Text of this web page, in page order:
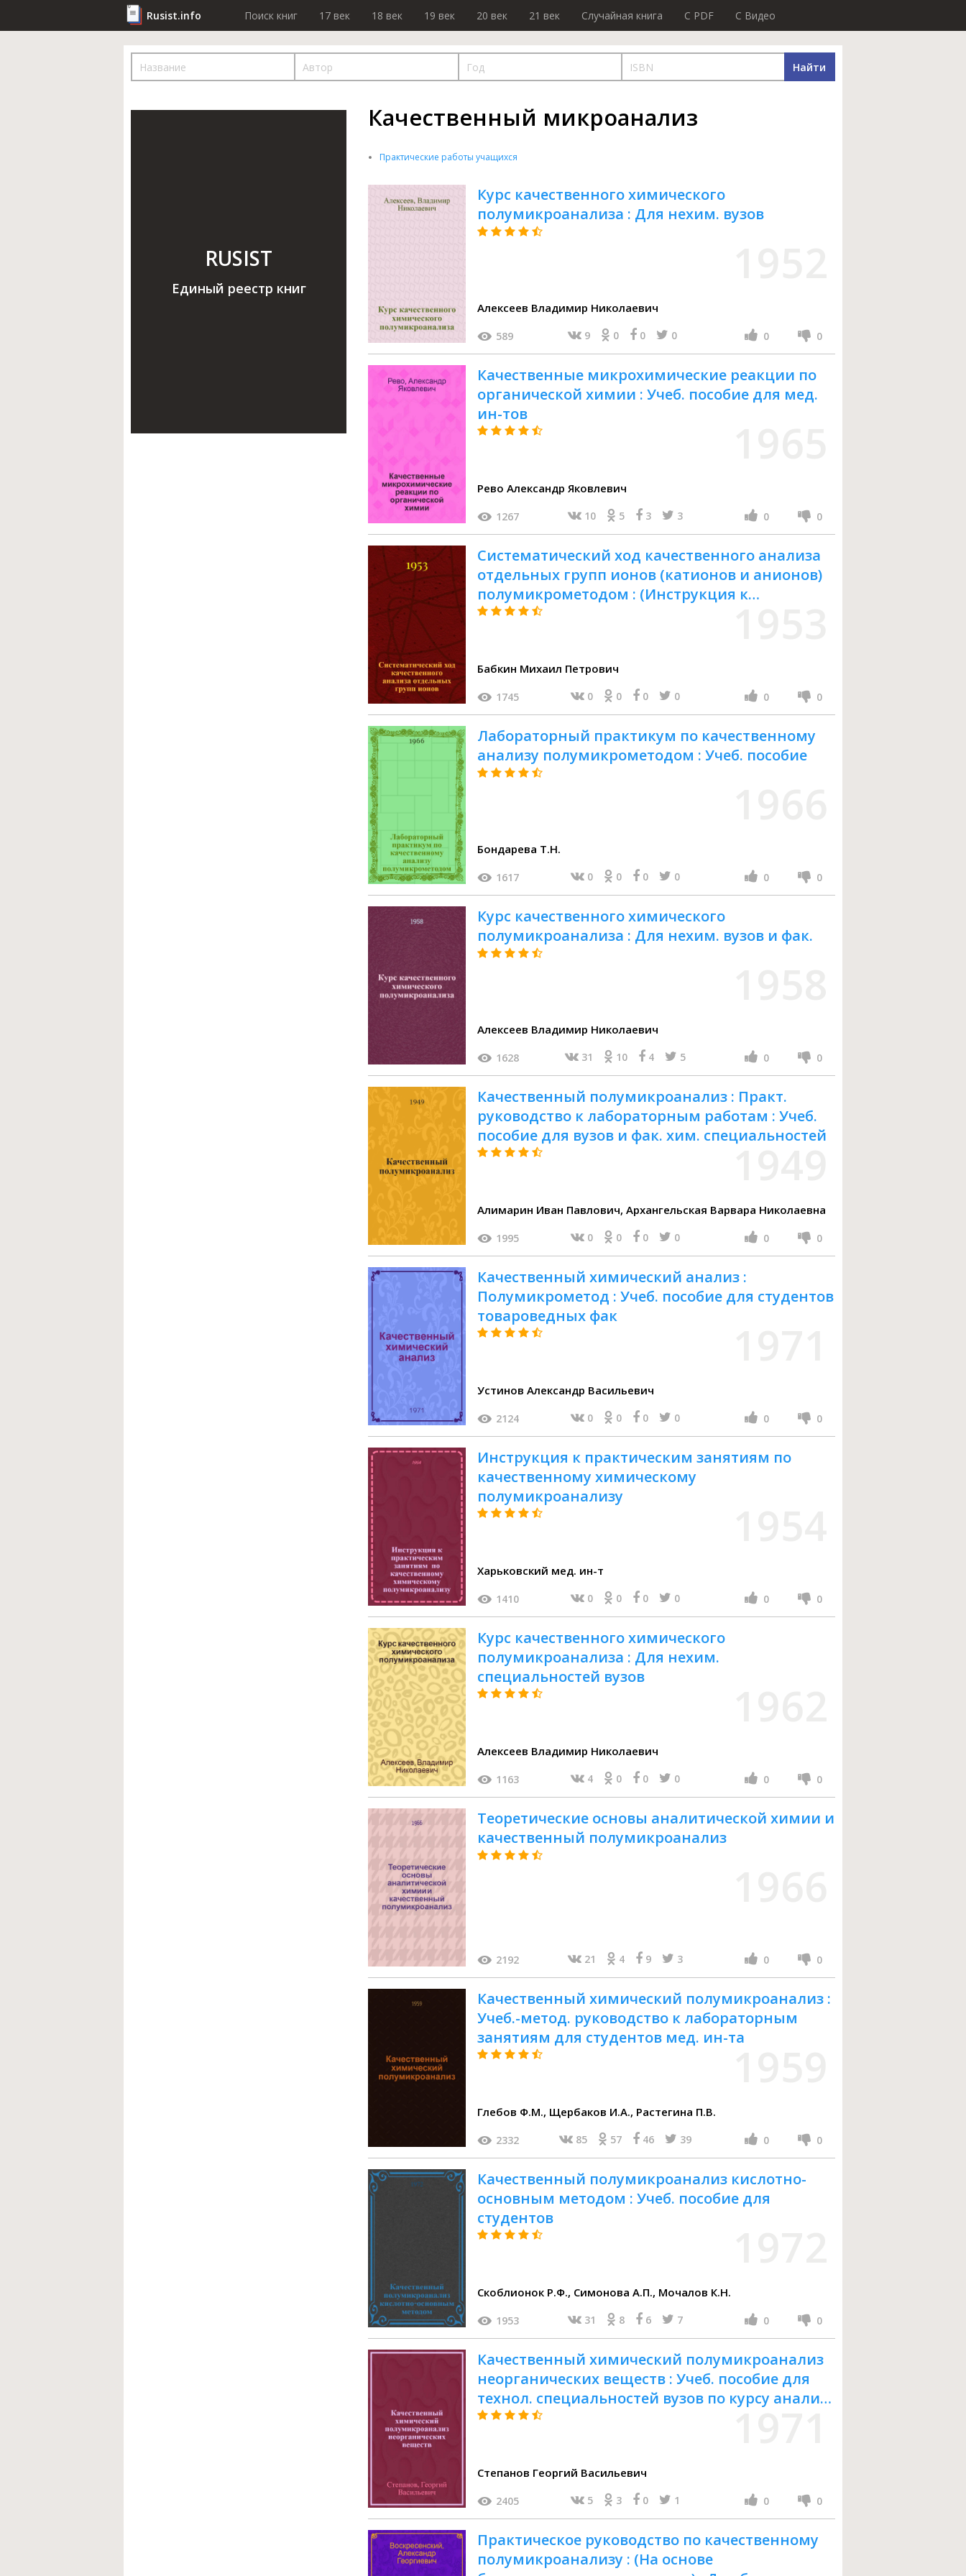
Rusist.info Поиск книг 17 век 18 век 19 век 20 век 21 век Случайная книга C PDF C Видео
Найти
RUSIST
Единый реестр книг
Качественный микроанализ
Практические работы учащихся
Курс качественного химического
полумикроанализа : Для нехим. вузов
Алексеев Владимир Николаевич
589 9 0 0 0 0 0
Качественные микрохимические реакции по
органической химии : Учеб. пособие для мед.
ин-тов
Рево Александр Яковлевич
1267 10 5 3 3 0 0
Систематический ход качественного анализа
отдельных групп ионов (катионов и анионов)
полумикрометодом : (Инструкция к
лабораторным работам по качеств. хим.
Бабкин Михаил Петрович
1745 0 0 0 0 0 0
Лабораторный практикум по качественному
анализу полумикрометодом : Учеб. пособие
Бондарева Т.Н.
1617 0 0 0 0 0 0
Курс качественного химического
полумикроанализа : Для нехим. вузов и фак.
Алексеев Владимир Николаевич
1628 31 10 4 5 0 0
Качественный полумикроанализ : Практ.
руководство к лабораторным работам : Учеб.
пособие для вузов и фак. хим. специальностей
Алимарин Иван Павлович, Архангельская Варвара Николаевна
1995 0 0 0 0 0 0
Качественный химический анализ :
Полумикрометод : Учеб. пособие для студентов
товароведных фак
Устинов Александр Васильевич
2124 0 0 0 0 0 0
Инструкция к практическим занятиям по
качественному химическому
полумикроанализу
Харьковский мед. ин-т
1410 0 0 0 0 0 0
Курс качественного химического
полумикроанализа : Для нехим.
специальностей вузов
Алексеев Владимир Николаевич
1163 4 0 0 0 0 0
Теоретические основы аналитической химии и
качественный полумикроанализ
2192 21 4 9 3 0 0
Качественный химический полумикроанализ :
Учеб.-метод. руководство к лабораторным
занятиям для студентов мед. ин-та
Глебов Ф.М., Щербаков И.А., Растегина П.В.
2332 85 57 46 39 0 0
Качественный полумикроанализ кислотно-
основным методом : Учеб. пособие для
студентов
Скоблионок Р.Ф., Симонова А.П., Мочалов К.Н.
1953 31 8 6 7 0 0
Качественный химический полумикроанализ
неорганических веществ : Учеб. пособие для
технол. специальностей вузов по курсу аналит.
химии
Степанов Георгий Васильевич
2405 5 3 0 1 0 0
Практическое руководство по качественному
полумикроанализу : (На основе